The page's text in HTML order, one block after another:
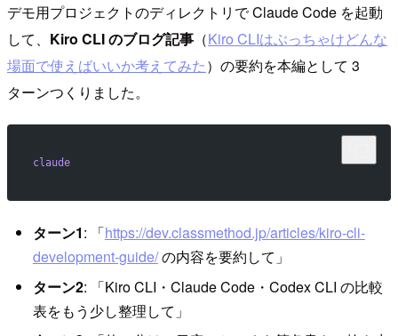
デモ用プロジェクトのディレクトリで Claude Code を起動
して、 Kiro CLI のブログ記事 （Kiro CLIはぶっちゃけどんな
場面で使えばいいか考えてみた）の要約を本編として 3
ターンつくりました。
claude
ターン1: 「https://dev.classmethod.jp/articles/kiro-cli-
development-guide/の内容を要約して」
ターン2: 「Kiro CLI・Claude Code・Codex CLI の比較
表をもう少し整理して」